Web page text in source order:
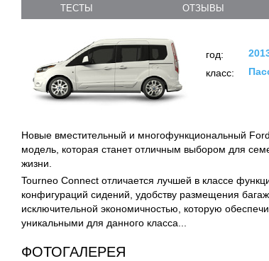
ТЕСТЫ ОТЗЫВЫ
год:
класс:
Новые вместительный и многофункциональный
модель, которая станет отличным выбором для
жизни.
Tourneo Connect отличается лучшей в классе
конфигураций сидений, удобству размещения
исключительной экономичностью, которую
уникальными для данного класса...
ФОТОГАЛЕРЕЯ